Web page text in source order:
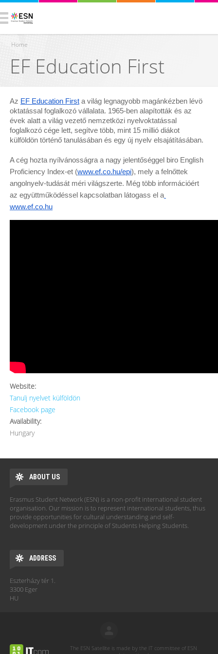
You are here
Home
EF Education First
Az EF Education First a világ legnagyobb magánkézben lévö
oktatással foglalkozó vállalata. 1965-ben alapították és az
évek alatt a világ vezető nemzetközi nyelvoktatással
foglalkozó cége lett, segítve több, mint 15 millió diákot
külföldön történő tanulásában és egy új nyelv elsajátításában.
A cég hozta nyílvánosságra a nagy jelentőséggel biro English
Proficiency Index-et (www.ef.co.hu/epi), mely a felnőttek
angolnyelv-tudását méri világszerte. Még több információért
az együttműködéssel kapcsolatban látogass el a
www.ef.co.hu
Website:
Tanulj nyelvet külföldön
Facebook page
Availability:
Hungary
ABOUT US
Erasmus Student Network (ESN) is a non-profit international student
organisation. Our mission is to represent international students, thus
provide opportunities for cultural understanding and self-
development under the principle of Students Helping Students.
ADDRESS
Eszterházy tér 1.
3300 Eger
HU
The ESN Satellite is made by the IT committee of ESN